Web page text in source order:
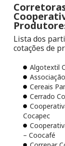
Lista dos
cotações de
Algotextil
Cereais
Cerrado
Cocapec
– Coocafé